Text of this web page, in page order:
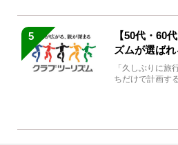
5
【50代・60
ズムが選ば
「久しぶりに旅
ちだけで計画す